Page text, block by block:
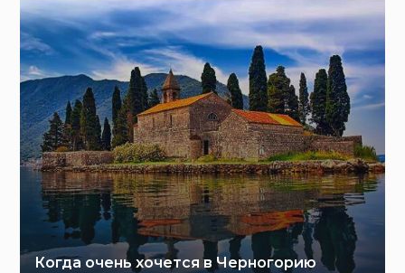
Когда очень хочется в Черногорию